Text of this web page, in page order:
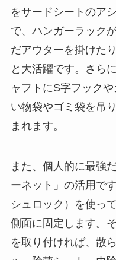
をサードシートのア
で、ハンガーラック
だアウターを掛けた
と大活躍です。さら
ャフトにS字フック
い物袋やゴミ袋を吊
まれます。
また、個人的に最強
ーネット」の活用で
シュロック）を使っ
側面に固定します。
を取り付ければ、散